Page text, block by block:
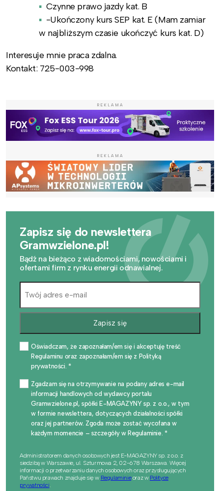
Czynne prawo jazdy kat. B
-Ukończony kurs SEP kat. E (Mam zamiar
w najbliższym czasie ukończyć kurs kat. D)
Interesuje mnie praca zdalna.
Kontakt: 725-003-998
REKLAMA
REKLAMA
Zapisz się do newslettera
Gramwzielone.pl!
Bądź na bieżąco z wiadomościami, nowościami i
ofertami firm z rynku energii odnawialnej.
Zapisz się
Oświadczam, że zapoznałam/em się i akceptuję treść
Regulaminu oraz zapoznałam/em się z Polityką
prywatności. *
Zgadzam się na otrzymywanie na podany adres e-mail
informacji handlowych od wydawcy portalu
Gramwzielone.pl, spółki E-MAGAZYNY sp. z o.o., w tym
w formie newslettera, dotyczących działalności spółki
oraz jej partnerów. Zgoda może zostać wycofana w
każdym momencie – szczegóły w Regulaminie. *
Administratorem danych osobowych jest E-MAGAZYNY sp. z o.o. z
siedzibą w Warszawie, ul. Szturmowa 2, 02-678 Warszawa. Więcej
informacji o przetwarzaniu danych osobowych oraz przysługujących
Państwu prawach znajduje się w Regulaminieoraz w Polityce
prywatności.